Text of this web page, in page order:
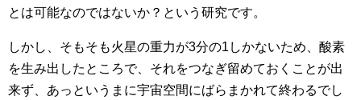
とは可能なのではないか？という研究です。
しかし、そもそも火星の重力が3分の1しかないため、酸素
を生み出したところで、それをつなぎ留めておくことが出
来ず、あっというまに宇宙空間にばらまかれて終わるでし